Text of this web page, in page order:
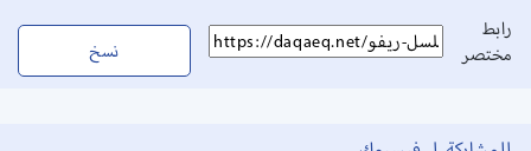
رابط
مختصر
نسخ